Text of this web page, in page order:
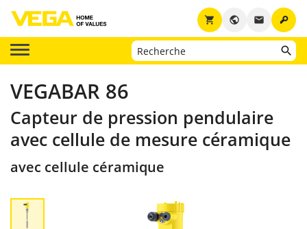
key
email
public
shopping_cart
VEGABAR 86
Capteur de pression pendulaire
avec cellule de mesure céramique
avec cellule céramique